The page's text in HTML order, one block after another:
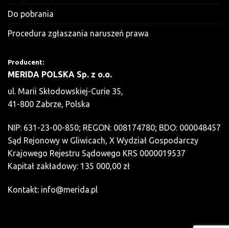
Do pobrania
Procedura zgłaszania naruszeń prawa
Producent:
MERIDA POLSKA Sp. z o.o.
ul. Marii Skłodowskiej-Curie 35,
41-800 Zabrze, Polska
NIP: 631-23-00-850; REGON: 008174780; BDO: 000048457
Sąd Rejonowy w Gliwicach, X Wydział Gospodarczy
Krajowego Rejestru Sądowego KRS 0000019537
Kapitał zakładowy: 135 000,00 zł
Kontakt: info@merida.pl